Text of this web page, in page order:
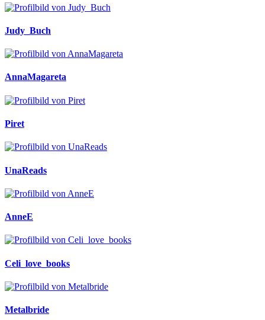
Judy_Buch
AnnaMagareta
Piret
UnaReads
AnneE
Celi_love_books
Metalbride